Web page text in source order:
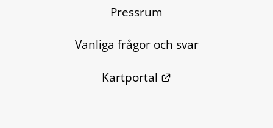
Pressrum
Vanliga frågor och svar
Kartportal
Länk till annan